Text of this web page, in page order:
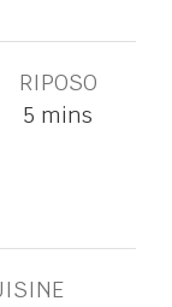
RIPOSO
5 mins